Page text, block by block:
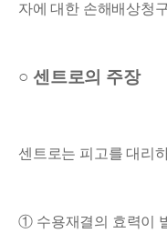
자에 대한 손해배상청
○ 센트로의 주장
센 트로는 피고를 대리
① 수용재결의 효력이